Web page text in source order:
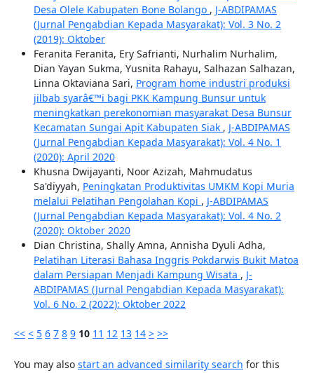
Desa Olele Kabupaten Bone Bolango , J-ABDIPAMAS
(Jurnal Pengabdian Kepada Masyarakat): Vol. 3 No. 2
(2019): Oktober
Feranita Feranita, Ery Safrianti, Nurhalim Nurhalim,
Dian Yayan Sukma, Yusnita Rahayu, Salhazan Salhazan,
Linna Oktaviana Sari, Program home industri produksi
jilbab syarâ€™i bagi PKK Kampung Bunsur untuk
meningkatkan perekonomian masyarakat Desa Bunsur
Kecamatan Sungai Apit Kabupaten Siak , J-ABDIPAMAS
(Jurnal Pengabdian Kepada Masyarakat): Vol. 4 No. 1
(2020): April 2020
Khusna Dwijayanti, Noor Azizah, Mahmudatus
Sa'diyyah, Peningkatan Produktivitas UMKM Kopi Muria
melalui Pelatihan Pengolahan Kopi , J-ABDIPAMAS
(Jurnal Pengabdian Kepada Masyarakat): Vol. 4 No. 2
(2020): Oktober 2020
Dian Christina, Shally Amna, Annisha Dyuli Adha,
Pelatihan Literasi Bahasa Inggris Pokdarwis Bukit Matoa
dalam Persiapan Menjadi Kampung Wisata , J-
ABDIPAMAS (Jurnal Pengabdian Kepada Masyarakat):
Vol. 6 No. 2 (2022): Oktober 2022
<< < 5 6 7 8 9 10 11 12 13 14 > >>
You may also start an advanced similarity search for this